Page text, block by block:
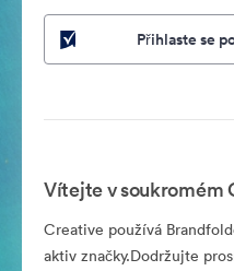
Přihlaste se
Vítejte v soukromém
Creative používá
aktiv značky.Dodržujte